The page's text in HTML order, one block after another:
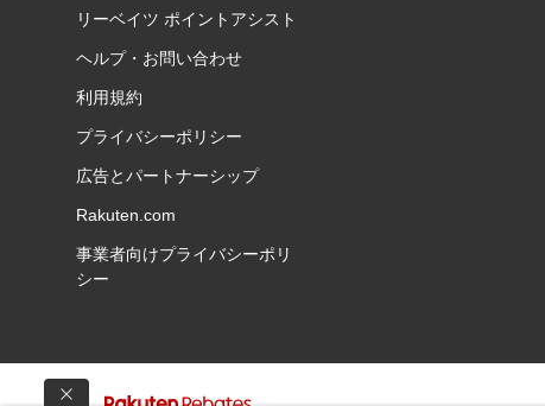
リーベイツ ポイントアシスト
ヘルプ・お問い合わせ
利用規約
プライバシーポリシー
広告とパートナーシップ
Rakuten.com
事業者向けプライバシーポリ
シー